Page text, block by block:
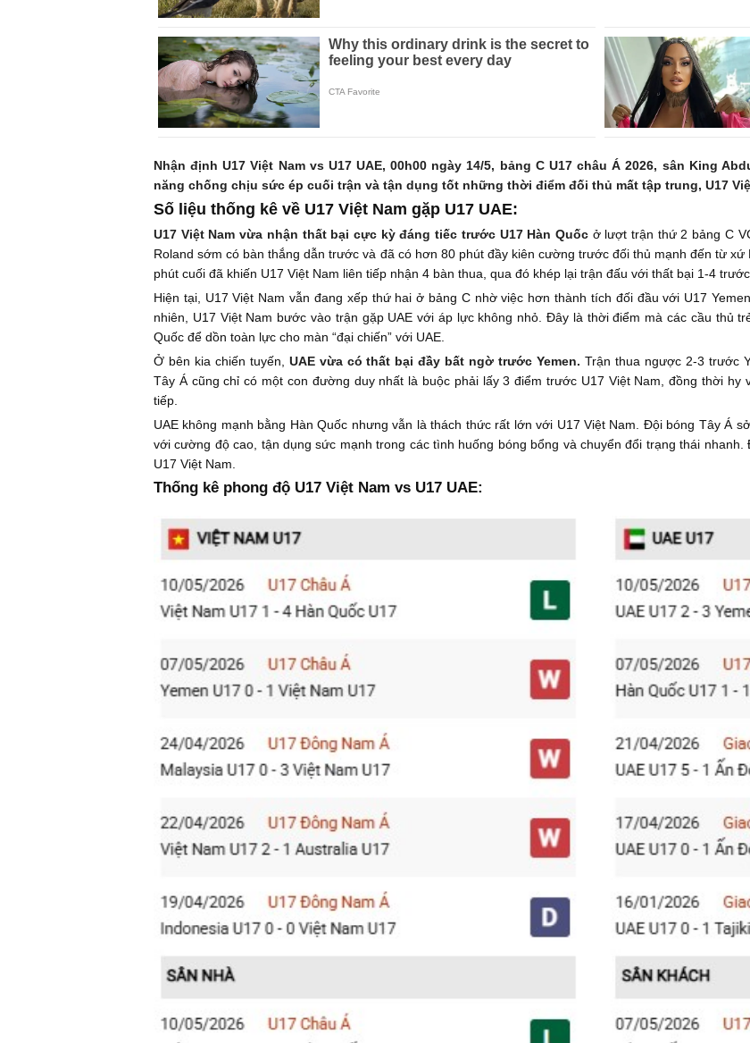
Nhận định U17 Việt Nam vs U17 UAE, 00h00 ngày 14/5, bảng C U17 châu Á 2026, sân King
năng chống chịu sức ép cuối trận và tận dụng tốt những thời điểm đối thủ mất tập trung, U17
Số liệu thống kê về U17 Việt Nam gặp U17 UAE:
U17 Việt Nam vừa nhận thất bại cực kỳ đáng tiếc trước U17 Hàn Quốc ở lượt trận thứ 2 bảng C
Roland sớm có bàn thắng dẫn trước và đã có hơn 80 phút đầy kiên cường trước đối thủ mạnh đến từ
phút cuối đã khiến U17 Việt Nam liên tiếp nhận 4 bàn thua, qua đó khép lại trận đấu với thất bại 1-4
Hiện tại, U17 Việt Nam vẫn đang xếp thứ hai ở bảng C nhờ việc hơn thành tích đối đầu với U17
nhiên, U17 Việt Nam bước vào trận gặp UAE với áp lực không nhỏ. Đây là thời điểm mà các cầu thủ
Quốc để dồn toàn lực cho màn “đại chiến” với UAE.
Ở bên kia chiến tuyến, UAE vừa có thất bại đầy bất ngờ trước Yemen. Trận thua ngược 2-3 trước
Tây Á cũng chỉ có một con đường duy nhất là buộc phải lấy 3 điểm trước U17 Việt Nam, đồng thời hy
tiếp.
UAE không mạnh bằng Hàn Quốc nhưng vẫn là thách thức rất lớn với U17 Việt Nam. Đội bóng Tây Á
với cường độ cao, tận dụng sức mạnh trong các tình huống bóng bổng và chuyển đổi trạng thái
U17 Việt Nam.
Thống kê phong độ U17 Việt Nam vs U17 UAE: